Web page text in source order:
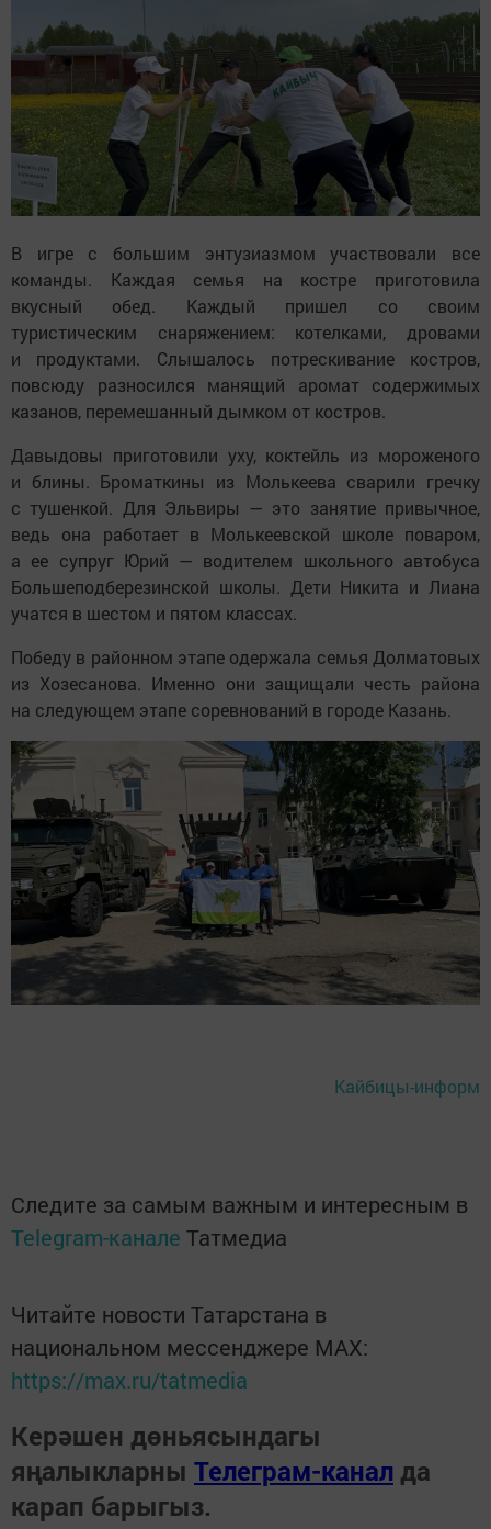
В игре с большим энтузиазмом участвовали все
команды. Каждая семья на костре приготовила
вкусный обед. Каждый пришел со своим
туристическим снаряжением: котелками, дровами
и продуктами. Слышалось потрескивание костров,
повсюду разносился манящий аромат содержимых
казанов, перемешанный дымком от костров.
Давыдовы приготовили уху, коктейль из мороженого
и блины. Броматкины из Молькеева сварили гречку
с тушенкой. Для Эльвиры — это занятие привычное,
ведь она работает в Молькеевской школе поваром,
а ее супруг Юрий — водителем школьного автобуса
Большеподберезинской школы. Дети Никита и Лиана
учатся в шестом и пятом классах.
Победу в районном этапе одержала семья Долматовых
из Хозесанова. Именно они защищали честь района
на следующем этапе соревнований в городе Казань.
Кайбицы-информ
Следите за самым важным и интересным в
Telegram-канале Татмедиа
Читайте новости Татарстана в
национальном мессенджере MАХ:
https://max.ru/tatmedia
Керәшен дөньясындагы
яңалыкларны Телеграм-канал да
карап барыгыз.